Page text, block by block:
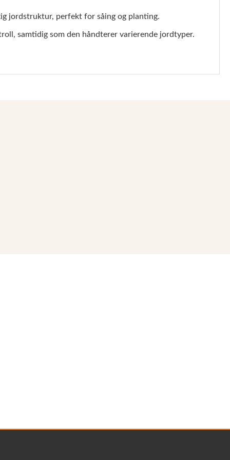
jordstruktur, perfekt for såing og planting.
samtidig som den håndterer varierende jordtyper.